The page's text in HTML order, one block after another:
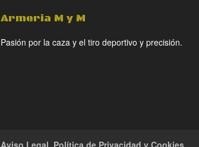
Armeria M y M
Pasión por la caza y el tiro deportivo y precisión.